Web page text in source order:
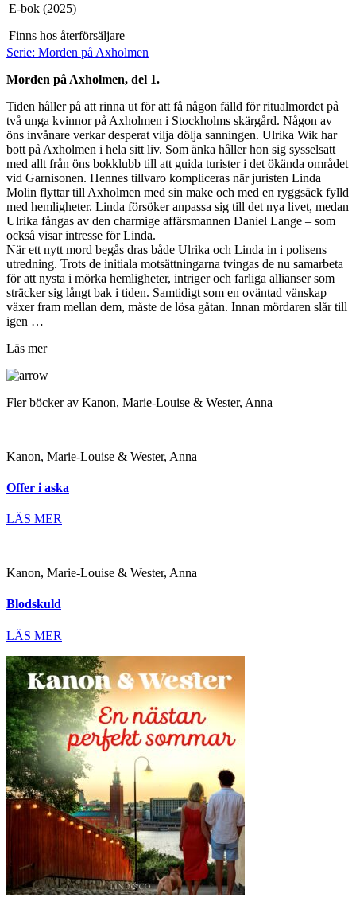
E-bok (2025)
Finns hos återförsäljare
Serie: Morden på Axholmen
Morden på Axholmen, del 1.
Tiden håller på att rinna ut för att få någon fälld för ritualmordet på
två unga kvinnor på Axholmen i Stockholms skärgård. Någon av
öns invånare verkar desperat vilja dölja sanningen. Ulrika Wik har
bott på Axholmen i hela sitt liv. Som änka håller hon sig sysselsatt
med allt från öns bokklubb till att guida turister i det ökända området
vid Garnisonen. Hennes tillvaro kompliceras när juristen Linda
Molin flyttar till Axholmen med sin make och med en ryggsäck fylld
med hemligheter. Linda försöker anpassa sig till det nya livet, medan
Ulrika fångas av den charmige affärsmannen Daniel Lange – som
också visar intresse för Linda.
När ett nytt mord begås dras både Ulrika och Linda in i polisens
utredning. Trots de initiala motsättningarna tvingas de nu samarbeta
för att nysta i mörka hemligheter, intriger och farliga allianser som
sträcker sig långt bak i tiden. Samtidigt som en oväntad vänskap
växer fram mellan dem, måste de lösa gåtan. Innan mördaren slår till
igen …
Läs mer
Fler böcker av Kanon, Marie-Louise & Wester, Anna
Kanon, Marie-Louise & Wester, Anna
Offer i aska
LÄS MER
Kanon, Marie-Louise & Wester, Anna
Blodskuld
LÄS MER